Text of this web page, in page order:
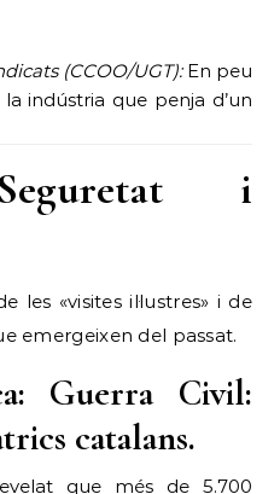
(CCOO/UGT):En peu
indústria que penja d’un
i
les «visites il·lustres» i de
emergeixen del passat.
Guerra Civil:
catalans.
que més de 5.700